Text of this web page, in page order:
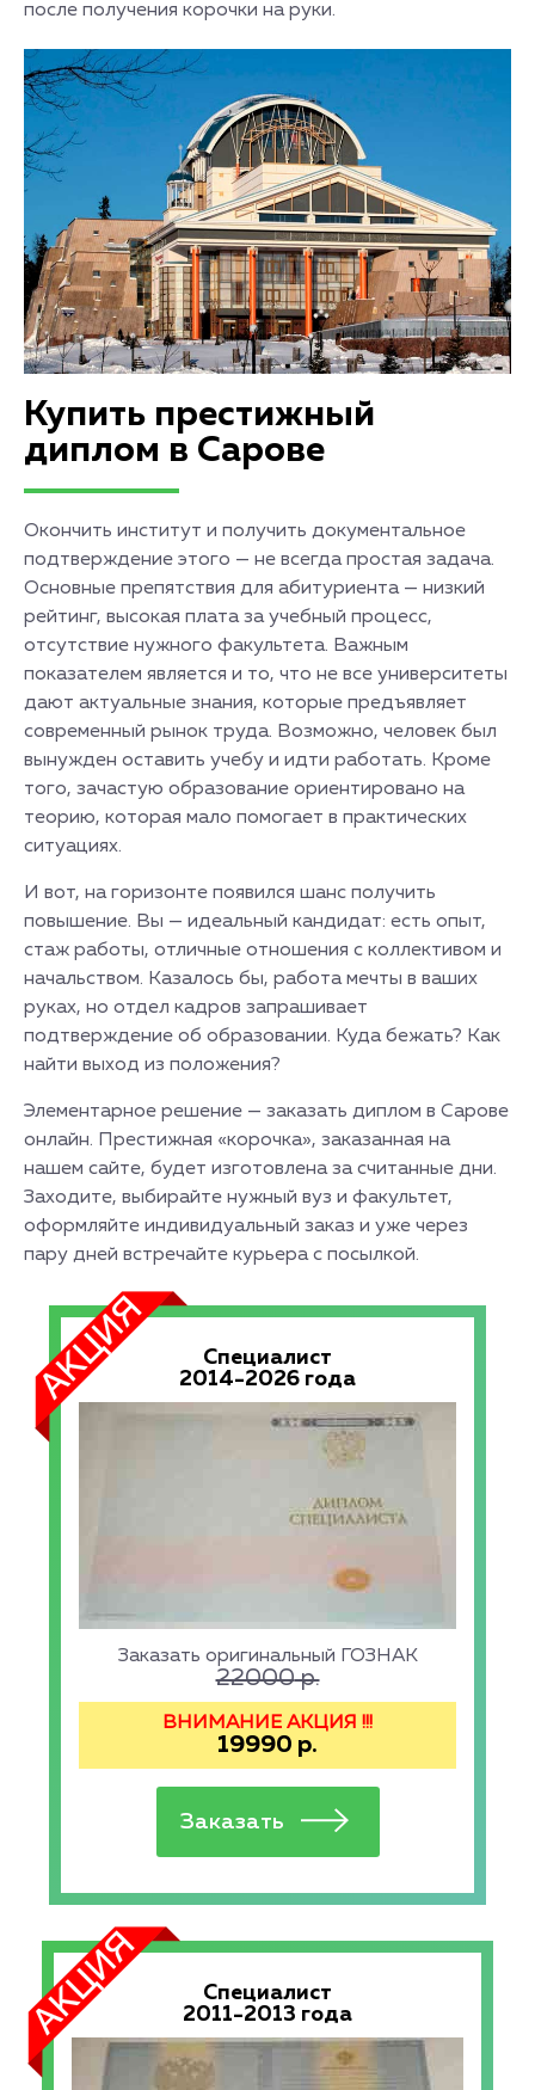
после получения корочки на руки.
Купить престижный
диплом в Сарове
Окончить институт и получить документальное
подтверждение этого — не всегда простая задача.
Основные препятствия для абитуриента — низкий
рейтинг, высокая плата за учебный процесс,
отсутствие нужного факультета. Важным
показателем является и то, что не все университеты
дают актуальные знания, которые предъявляет
современный рынок труда. Возможно, человек был
вынужден оставить учебу и идти работать. Кроме
того, зачастую образование ориентировано на
теорию, которая мало помогает в практических
ситуациях.
И вот, на горизонте появился шанс получить
повышение. Вы — идеальный кандидат: есть опыт,
стаж работы, отличные отношения с коллективом и
начальством. Казалось бы, работа мечты в ваших
руках, но отдел кадров запрашивает
подтверждение об образовании. Куда бежать? Как
найти выход из положения?
Элементарное решение — заказать диплом в Сарове
онлайн. Престижная «корочка», заказанная на
нашем сайте, будет изготовлена за считанные дни.
Заходите, выбирайте нужный вуз и факультет,
оформляйте индивидуальный заказ и уже через
пару дней встречайте курьера с посылкой.
Специалист
2014-2026 года
Заказать оригинальный ГОЗНАК
22000р.
ВНИМАНИЕ АКЦИЯ !!!
19990 р.
Специалист
2011-2013 года